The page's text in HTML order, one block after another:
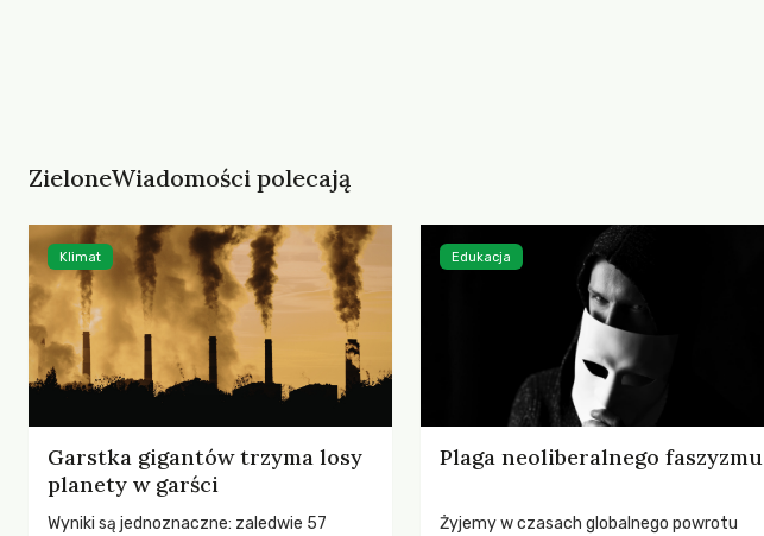
ZieloneWiadomości polecają
Garstka gigantów trzyma losy
planety w garści
Wyniki są jednoznaczne: zaledwie 57
Klimat
Plaga neoliberalnego faszyzmu
Żyjemy w czasach globalnego powrotu
Edukacja